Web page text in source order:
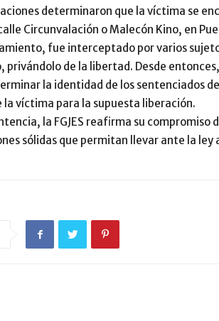
determinaron que la víctima se
Circunvalación o Malecón Kino, en
fue interceptado por varios
privándolo de la libertad. Desde
la identidad de los sentenciados
la víctima para la supuesta liberación.
la FGJES reafirma su
sólidas que permitan llevar ante la ley